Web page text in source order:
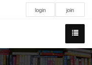
login join